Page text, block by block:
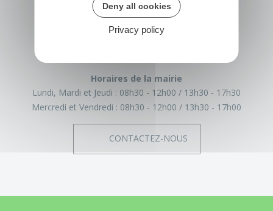
15 rue de la Mairie
22540 Tréglamus
France
Horaires de la mairie
Lundi, Mardi et Jeudi : 08h30 - 12h00
13h30 - 17h30
Mercredi et Vendredi : 08h30 - 12h00 13h30 - 17h00
CONTACTEZ-NOUS
Deny all cookies
Privacy policy